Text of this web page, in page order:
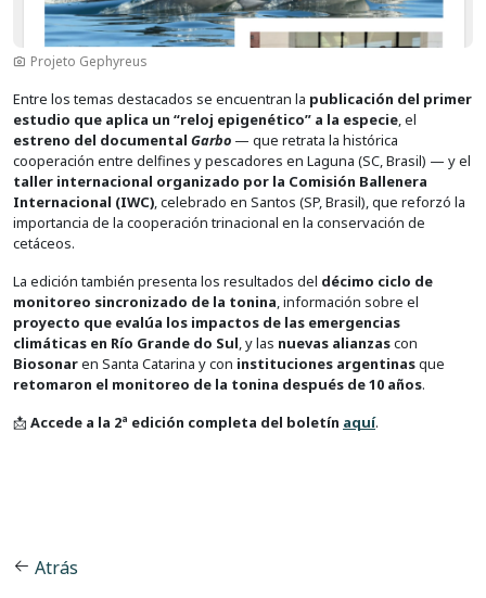
Projeto Gephyreus
Entre los temas destacados se encuentran la publicación del primer
estudio que aplica un “reloj epigenético” a la especie , el
estreno del documental Garbo — que retrata la histórica
cooperación entre delfines y pescadores en Laguna (SC, Brasil) — y el
taller internacional organizado por la Comisión Ballenera
Internacional (IWC) , celebrado en Santos (SP, Brasil), que reforzó la
importancia de la cooperación trinacional en la conservación de
cetáceos.
La edición también presenta los resultados del décimo ciclo de
monitoreo sincronizado de la tonina , información sobre el
proyecto que evalúa los impactos de las emergencias
climáticas en Río Grande do Sul , y las nuevas alianzascon
Biosonaren Santa Catarina y con instituciones argentinasque
retomaron el monitoreo de la tonina después de 10 años.
📩 Accede a la 2ª edición completa del boletín aquí.
Atrás